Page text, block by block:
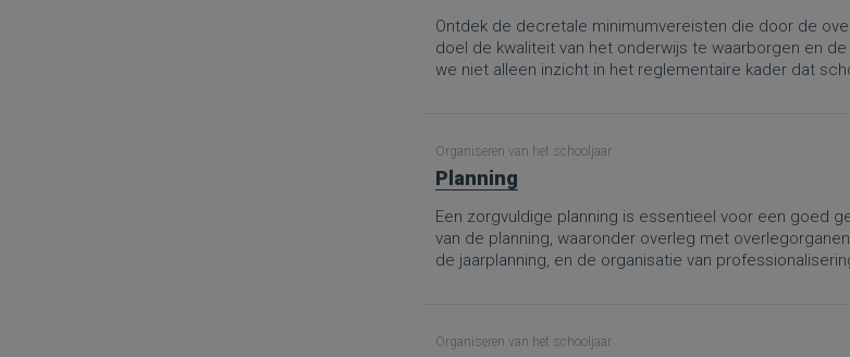
Ontdek de decretale minimumvereisten die door de
doel de kwaliteit van het onderwijs te waarborgen en
we niet alleen inzicht in het reglementaire kader dat
het schooljaar, dat definitief werd goedgekeurd op 8
Organiseren van het schooljaar
Planning
Een zorgvuldige planning is essentieel voor een goed
van de planning, waaronder overleg met
de jaarplanning, en de organisatie van
Organiseren van het schooljaar